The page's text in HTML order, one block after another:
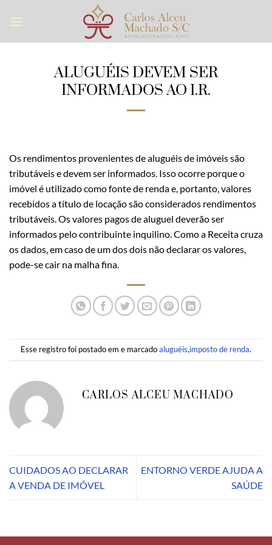
ALUGUÉIS DEVEM SER
INFORMADOS AO I.R.
Os rendimentos provenientes de aluguéis de imóveis são
tributáveis e devem ser informados. Isso ocorre porque o
imóvel é utilizado como fonte de renda e, portanto, valores
recebidos a título de locação são considerados rendimentos
tributáveis. Os valores pagos de aluguel deverão ser
informados pelo contribuinte inquilino. Como a Receita cruza
os dados, em caso de um dos dois não declarar os valores,
pode-se cair na malha fina.
Esse registro foi postado em e marcadoaluguéis,imposto de renda.
CARLOS ALCEU MACHADO
CUIDADOS AO DECLARAR
A VENDA DE IMÓVEL
ENTORNO VERDE AJUDA A
SAÚDE